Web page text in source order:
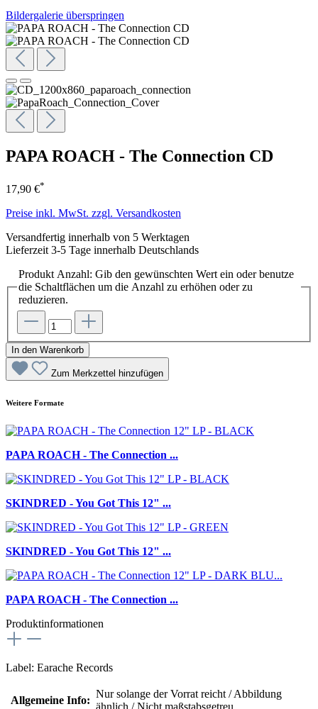
Bildergalerie überspringen
PAPA ROACH - The Connection CD
17,90 €*
Preise inkl. MwSt. zzgl. Versandkosten
Versandfertig innerhalb von 5 Werktagen
Lieferzeit 3-5 Tage innerhalb Deutschlands
Produkt Anzahl: Gib den gewünschten Wert ein oder benutze
die Schaltflächen um die Anzahl zu erhöhen oder zu
reduzieren.
In den Warenkorb
Zum Merkzettel hinzufügen
Weitere Formate
PAPA ROACH - The Connection ...
SKINDRED - You Got This 12" ...
SKINDRED - You Got This 12" ...
PAPA ROACH - The Connection ...
Produktinformationen
Label: Earache Records
Allgemeine Info:
Nur solange der Vorrat reicht / Abbildung
ähnlich / Nicht maßstabsgetreu